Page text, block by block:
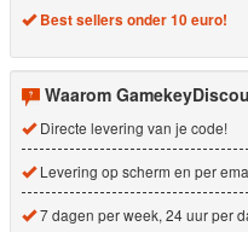
Best sellers onder 10 euro!
Waarom
Directe levering van je code!
Levering op scherm en per
7 dagen per week, 24 uur per